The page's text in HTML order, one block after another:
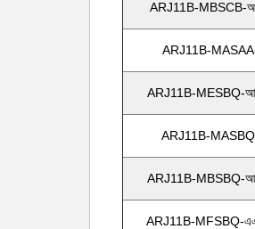
ARJ11B-MBSCB-
ARJ11B-
ARJ11B-MESBQ-
ARJ11B-
ARJ11B-MBSBQ-
ARJ11B-MFSBQ-